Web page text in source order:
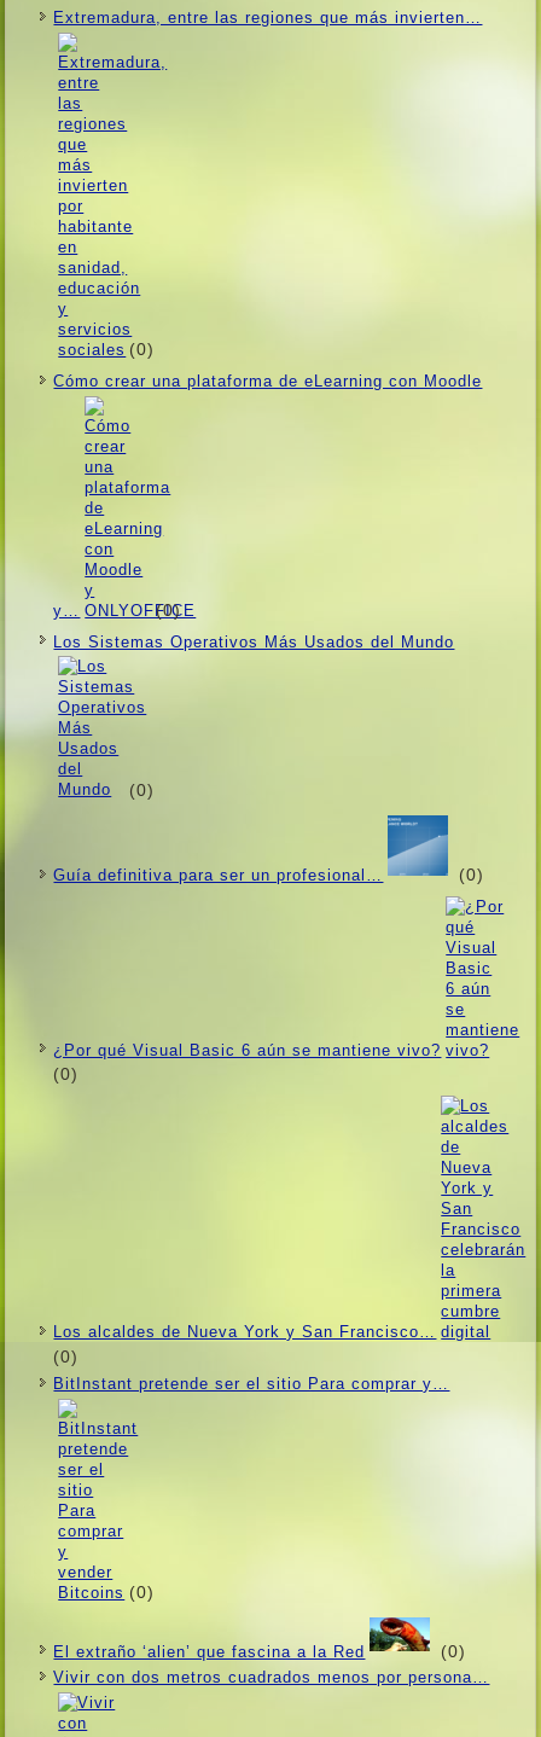
Extremadura, entre las regiones que más invierten…
(0)
Cómo crear una plataforma de eLearning con Moodle
y… (0)
Los Sistemas Operativos Más Usados ​​del Mundo
(0)
Guí­a definitiva para ser un profesional… (0)
¿Por qué Visual Basic 6 aún se mantiene vivo?
(0)
Los alcaldes de Nueva York y San Francisco…
(0)
BitInstant pretende ser el sitio Para comprar y…
(0)
El extraño ‘alien’ que fascina a la Red (0)
Vivir con dos metros cuadrados menos por persona…